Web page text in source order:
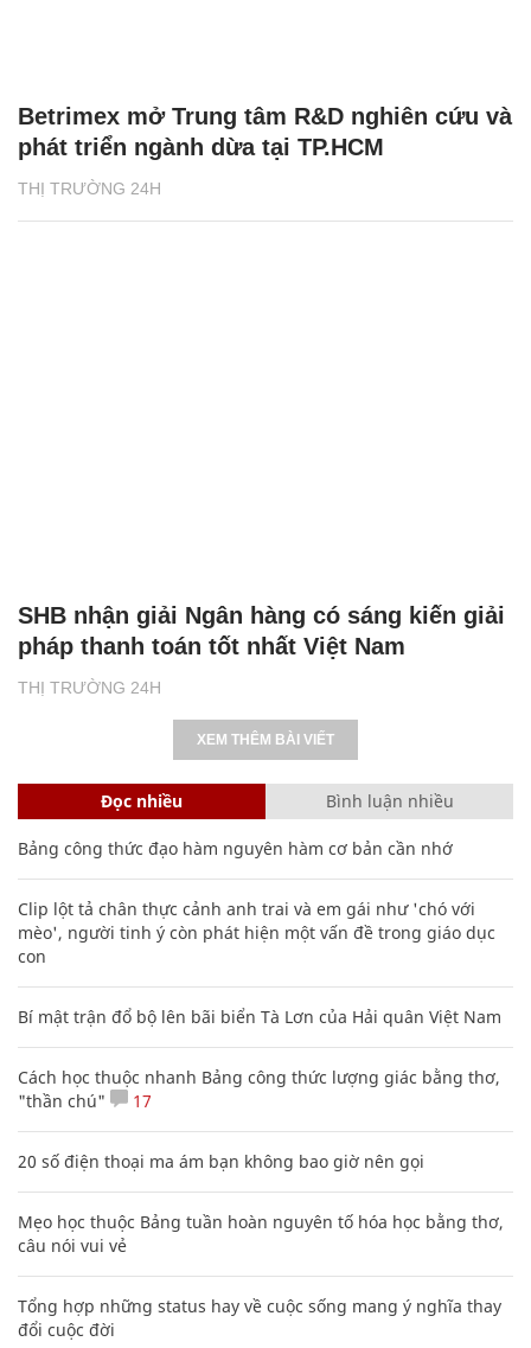
THỊ TRƯỜNG 24H
Betrimex mở Trung tâm R&D nghiên cứu và
phát triển ngành dừa tại TP.HCM
THỊ TRƯỜNG 24H
SHB nhận giải Ngân hàng có sáng kiến giải
pháp thanh toán tốt nhất Việt Nam
XEM THÊM BÀI VIẾT
Đọc nhiều Bình luận nhiều
Bảng công thức đạo hàm nguyên hàm cơ bản cần nhớ
Clip lột tả chân thực cảnh anh trai và em gái như 'chó với
mèo', người tinh ý còn phát hiện một vấn đề trong giáo dục
con
Bí mật trận đổ bộ lên bãi biển Tà Lơn của Hải quân Việt Nam
Cách học thuộc nhanh Bảng công thức lượng giác bằng thơ,
"thần chú"
17
20 số điện thoại ma ám bạn không bao giờ nên gọi
Mẹo học thuộc Bảng tuần hoàn nguyên tố hóa học bằng thơ,
câu nói vui vẻ
Tổng hợp những status hay về cuộc sống mang ý nghĩa thay
đổi cuộc đời